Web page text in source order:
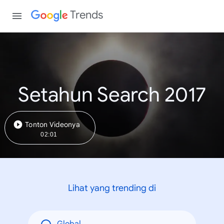
Trends
Setahun Search 2017
Tonton Videonya
02:01
Lihat yang trending di